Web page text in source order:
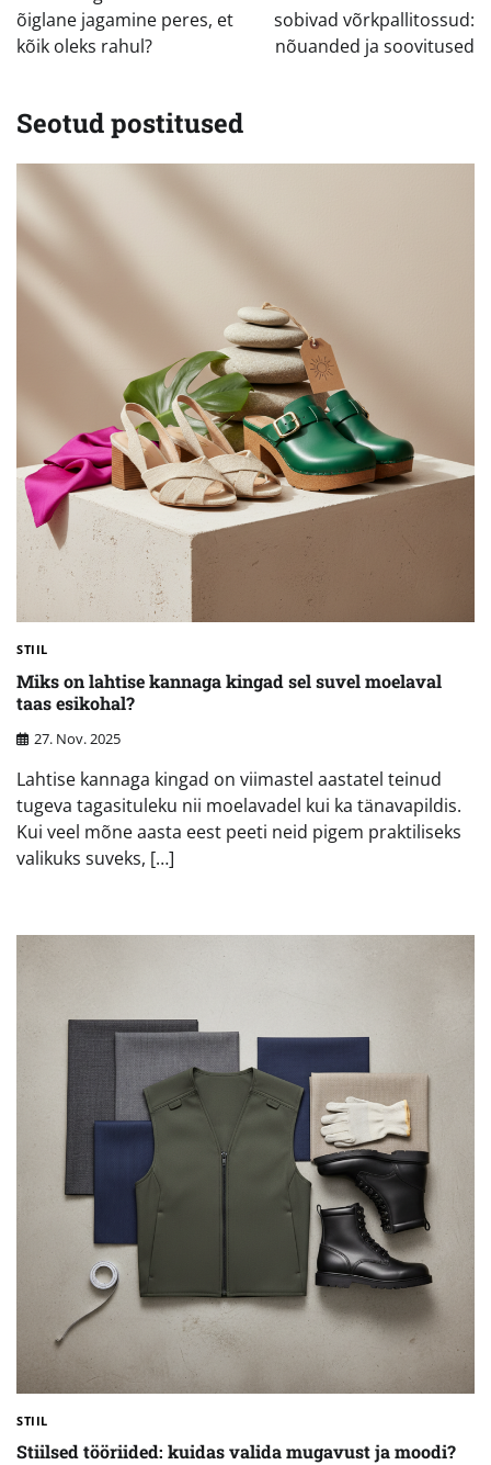
õiglane jagamine peres, et
kõik oleks rahul?
sobivad võrkpallitossud:
nõuanded ja soovitused
Seotud postitused
STIIL
Miks on lahtise kannaga kingad sel suvel moelaval
taas esikohal?
27. Nov. 2025
Lahtise kannaga kingad on viimastel aastatel teinud
tugeva tagasituleku nii moelavadel kui ka tänavapildis.
Kui veel mõne aasta eest peeti neid pigem praktiliseks
valikuks suveks, […]
STIIL
Stiilsed tööriided: kuidas valida mugavust ja moodi?